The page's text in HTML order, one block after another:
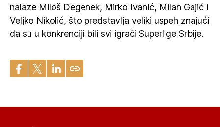
nalaze Miloš Degenek, Mirko Ivanić, Milan Gajić i
Veljko Nikolić, što predstavlja veliki uspeh znajući
da su u konkrenciji bili svi igrači Superlige Srbije.